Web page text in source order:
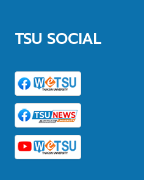
TSU SOCIAL